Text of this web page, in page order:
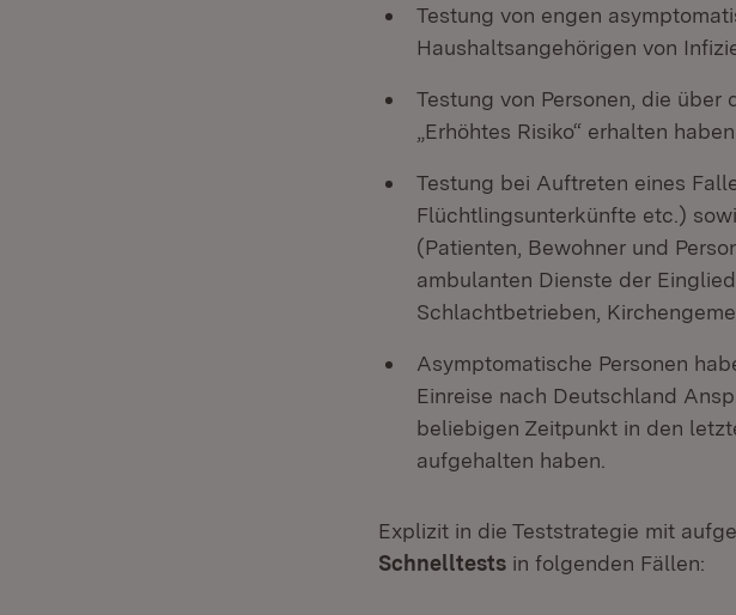
Testung von engen
Haushaltsangehörigen von
Testung von Personen, die
„Erhöhtes Risiko“ erhalten haben
Testung bei Auftreten eines
Flüchtlingsunterkünfte etc.)
(Patienten, Bewohner und
ambulanten Dienste der
Schlachtbetrieben,
Asymptomatische Personen
Einreise nach Deutschland
beliebigen Zeitpunkt in den
aufgehalten haben.
Explizit in die Teststrategie mit
Schnelltests in folgenden Fällen: